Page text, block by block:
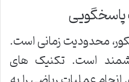
محدودیت زمانی است.
است. تکنیک های